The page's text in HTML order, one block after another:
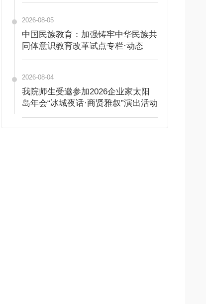
2026-08-05
中国民族教育：加强铸牢中华民族共
同体意识教育改革试点专栏·动态
2026-08-04
我院师生受邀参加2026企业家太阳
岛年会“冰城夜话·商贤雅叙”演出活动